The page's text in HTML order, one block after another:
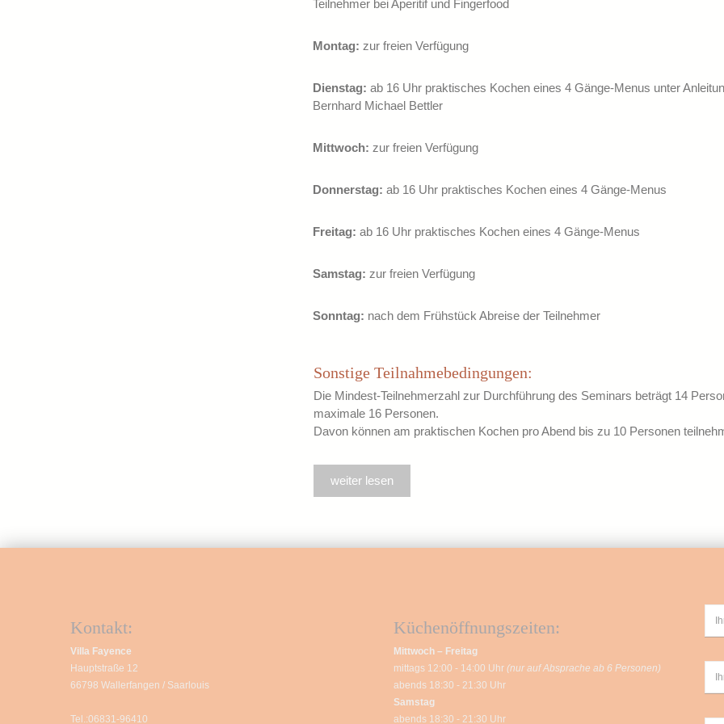
Teilnehmer bei Aperitif und Fingerfood
Montag: zur freien Verfügung
Dienstag: ab 16 Uhr praktisches Kochen eines 4 Gänge-Menus unter
Bernhard Michael Bettler
Mittwoch: zur freien Verfügung
Donnerstag: ab 16 Uhr praktisches Kochen eines 4 Gänge-Menus
Freitag: ab 16 Uhr praktisches Kochen eines 4 Gänge-Menus
Samstag: zur freien Verfügung
Sonntag: nach dem Frühstück Abreise der Teilnehmer
Sonstige Teilnahmebedingungen:
Die Mindest-Teilnehmerzahl zur Durchführung des Seminars beträgt 14
maximale 16 Personen.
Davon können am praktischen Kochen pro Abend bis zu 10 Personen
weiter lesen
Kontakt:
Villa Fayence
Hauptstraße 12
66798 Wallerfangen / Saarlouis
Tel.:06831-96410
Küchenöffnungszeiten:
Mittwoch – Freitag
mittags 12:00 - 14:00 Uhr(nur auf Absprache ab 6 Personen)
abends 18:30 - 21:30 Uhr
Samstag
abends 18:30 - 21:30 Uhr